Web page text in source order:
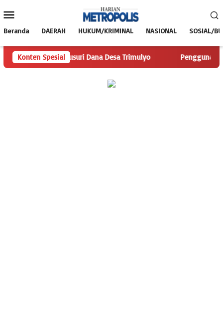
ke
Mobile
Beranda DAERAH HUKUM/KRIMINAL NASIONAL SOSIAL/
Konten Spesial
Telusuri Dana Desa Trimulyo Pengguna Jalan